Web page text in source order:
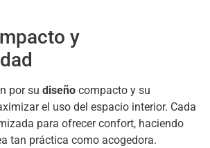
y
por su diseño compacto y su
el uso del espacio interior. Cada
para ofrecer confort, haciendo
tan práctica como acogedora.